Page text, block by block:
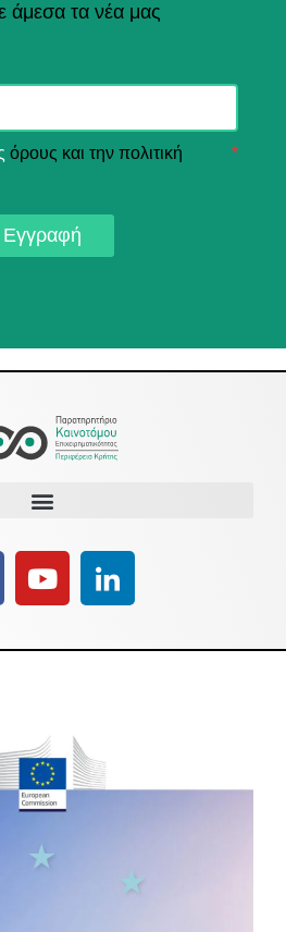
άμεσα τα νέα μας
όρους και την πολιτική
*
Εγγραφή